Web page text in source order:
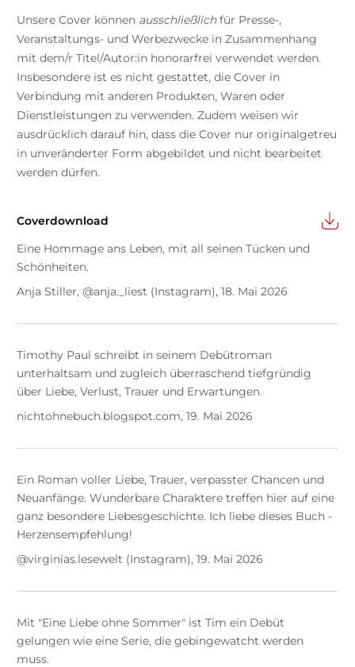
Unsere Cover können ausschließlichfür Presse-,
Veranstaltungs- und Werbezwecke in Zusammenhang
mit dem/r Titel/Autor:in honorarfrei verwendet werden.
Insbesondere ist es nicht gestattet, die Cover in
Verbindung mit anderen Produkten, Waren oder
Dienstleistungen zu verwenden. Zudem weisen wir
ausdrücklich darauf hin, dass die Cover nur originalgetreu
in unveränderter Form abgebildet und nicht bearbeitet
werden dürfen.
Coverdownload
Eine Hommage ans Leben, mit all seinen Tücken und
Schönheiten.
Anja Stiller, @anja._liest (Instagram), 18. Mai 2026
Timothy Paul schreibt in seinem Debütroman
unterhaltsam und zugleich überraschend tiefgründig
über Liebe, Verlust, Trauer und Erwartungen.
nichtohnebuch.blogspot.com, 19. Mai 2026
Ein Roman voller Liebe, Trauer, verpasster Chancen und
Neuanfänge. Wunderbare Charaktere treffen hier auf eine
ganz besondere Liebesgeschichte. Ich liebe dieses Buch -
Herzensempfehlung!
@virginias.lesewelt (Instagram), 19. Mai 2026
Mit "Eine Liebe ohne Sommer" ist Tim ein Debüt
gelungen wie eine Serie, die gebingewatcht werden
muss.